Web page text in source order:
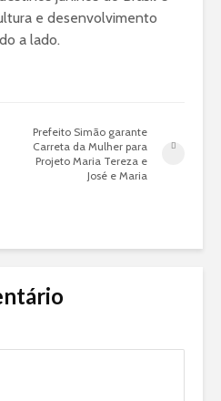
e desenvolvimento
a lado.
Prefeito Simão garante
Carreta da Mulher para
Projeto Maria Tereza e
José e Maria